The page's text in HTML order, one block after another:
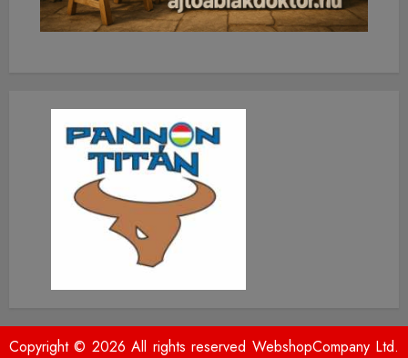
Copyright © 2026 All rights reserved WebshopCompany Ltd.